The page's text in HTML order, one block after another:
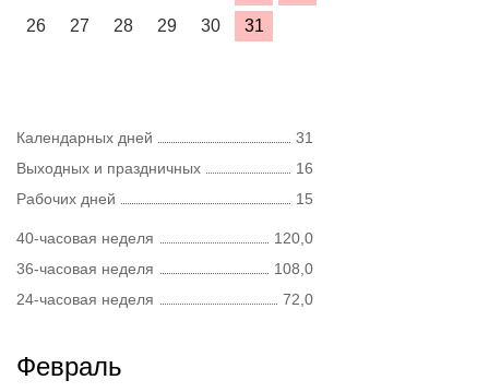
26
27 28 29 30 31
Календарных дней
31
Выходных и праздничных
16
Рабочих дней
15
40-часовая неделя
120,0
36-часовая неделя
108,0
24-часовая неделя
72,0
Февраль